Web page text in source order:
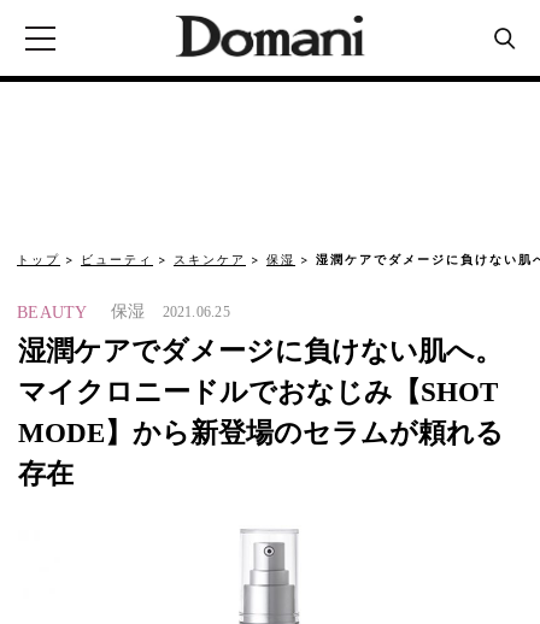
トップ ビューティ スキンケア 保湿 湿潤ケアでダメージに負けない
BEAUTY 保湿 2021.06.25
湿潤ケアでダメージに負けない肌へ。
マイクロニードルでおなじみ【SHOT
MODE】から新登場のセラムが頼れる
存在